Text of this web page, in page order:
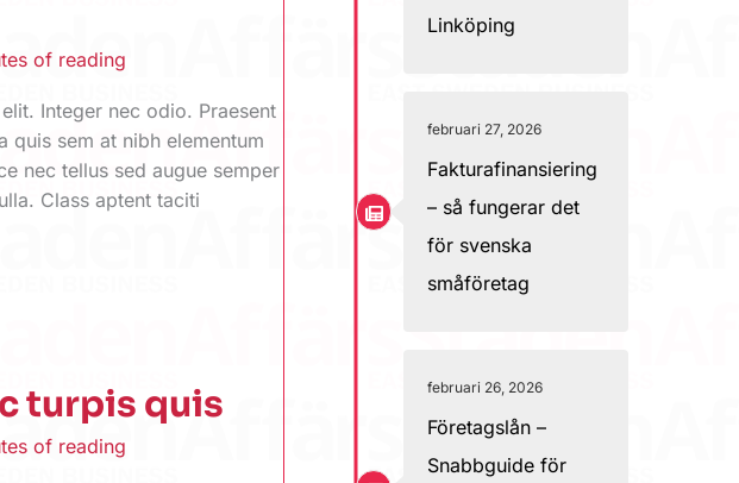
of reading
Integer nec odio. Praesent
quis sem at nibh elementum
nec tellus sed augue semper
Class aptent taciti
turpis quis
of reading
Linköping
februari 27, 2026
Fakturafinansiering
– så fungerar det
för svenska
småföretag
februari 26, 2026
Företagslån –
Snabbguide för